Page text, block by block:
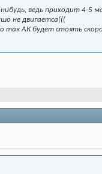
ведь приходит 4-5
не двигаетса(((
АК будет стоять